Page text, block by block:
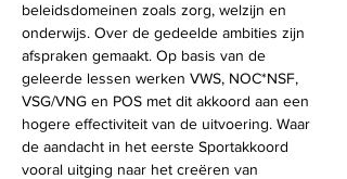
beleidsdomeinen zoals zorg, welzijn en
onderwijs. Over de gedeelde ambities zijn
afspraken gemaakt. Op basis van de
geleerde lessen werken VWS, NOC*NSF,
VSG/VNG en POS met dit akkoord aan een
hogere effectiviteit van de uitvoering. Waar
de aandacht in het eerste Sportakkoord
vooral uitging naar het creëren van